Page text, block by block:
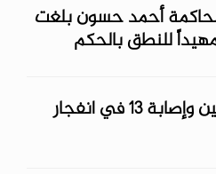
محاكمة أحمد حسون بلغت
للنطق بالحكم
سوريا: مقتل شخصين وإصابة 13 في انفجار